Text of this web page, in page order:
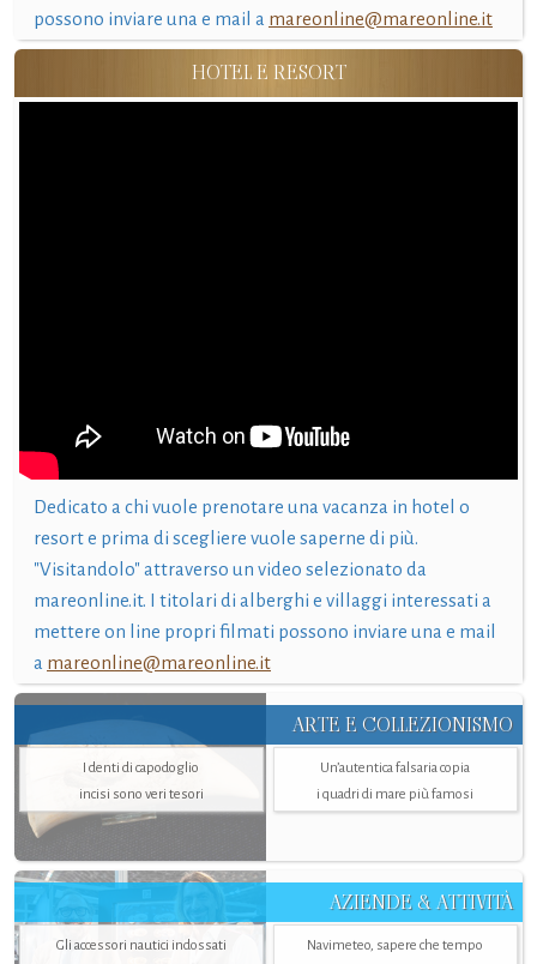
possono inviare una e mail a mareonline@mareonline.it
HOTEL E RESORT
Dedicato a chi vuole prenotare una vacanza in hotel o
resort e prima di scegliere vuole saperne di più.
"Visitandolo" attraverso un video selezionato da
mareonline.it. I titolari di alberghi e villaggi interessati a
mettere on line propri filmati possono inviare una e mail
a mareonline@mareonline.it
ARTE E COLLEZIONISMO
I denti di capodoglio
incisi sono veri tesori
Un’autentica falsaria copia
i quadri di mare più famosi
AZIENDE & ATTIVITÀ
Gli accessori nautici indossati Navimeteo, sapere che tempo